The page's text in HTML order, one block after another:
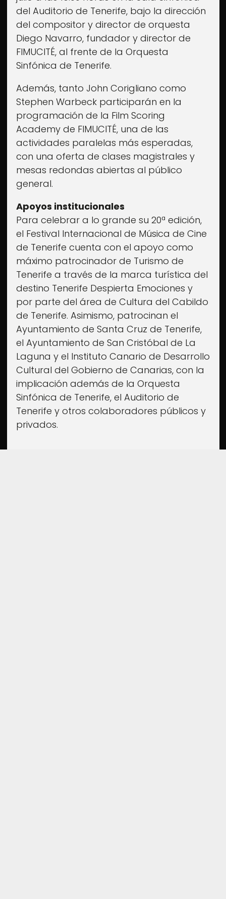
del Auditorio de Tenerife, bajo la dirección
del compositor y director de orquesta
Diego Navarro, fundador y director de
FIMUCITÉ, al frente de la Orquesta
Sinfónica de Tenerife.
Además, tanto John Corigliano como
Stephen Warbeck participarán en la
programación de la Film Scoring
Academy de FIMUCITÉ, una de las
actividades paralelas más esperadas,
con una oferta de clases magistrales y
mesas redondas abiertas al público
general.
Apoyos institucionales
Para celebrar a lo grande su 20ª edición,
el Festival Internacional de Música de Cine
de Tenerife cuenta con el apoyo como
máximo patrocinador de Turismo de
Tenerife a través de la marca turística del
destino Tenerife Despierta Emociones y
por parte del área de Cultura del Cabildo
de Tenerife. Asimismo, patrocinan el
Ayuntamiento de Santa Cruz de Tenerife,
el Ayuntamiento de San Cristóbal de La
Laguna y el Instituto Canario de Desarrollo
Cultural del Gobierno de Canarias, con la
implicación además de la Orquesta
Sinfónica de Tenerife, el Auditorio de
Tenerife y otros colaboradores públicos y
privados.